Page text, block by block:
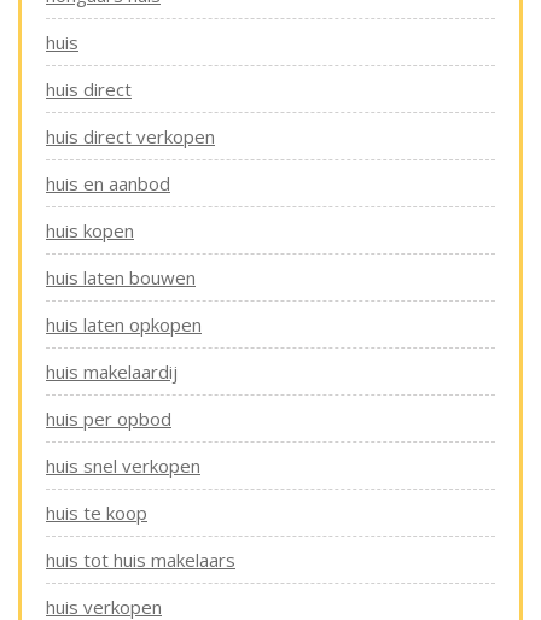
huis
huis direct
huis direct verkopen
huis en aanbod
huis kopen
huis laten bouwen
huis laten opkopen
huis makelaardij
huis per opbod
huis snel verkopen
huis te koop
huis tot huis makelaars
huis verkopen